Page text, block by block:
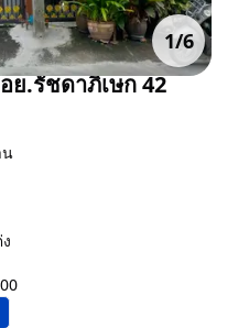
1/6
ย.รัชดาภิเษก 42
น